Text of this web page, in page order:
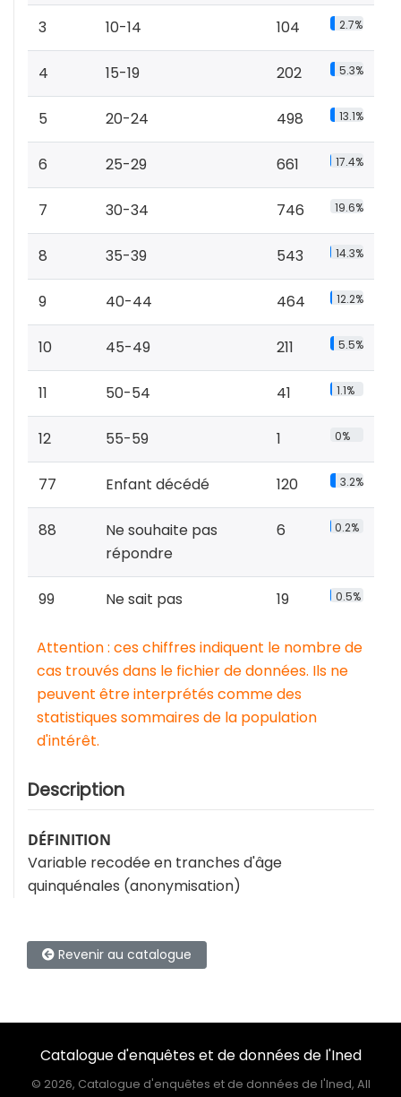
3 10-14 104 2.7%
4 15-19 202 5.3%
5 20-24 498 13.1%
6 25-29 661 17.4%
7 30-34 746 19.6%
8 35-39 543 14.3%
9 40-44 464 12.2%
10 45-49 211 5.5%
11 50-54 41 1.1%
12 55-59 1 0%
77 Enfant décédé 120 3.2%
88
Ne souhaite pas
répondre
6 0.2%
99 Ne sait pas 19 0.5%
Attention : ces chiffres indiquent le nombre de
cas trouvés dans le fichier de données. Ils ne
peuvent être interprétés comme des
statistiques sommaires de la population
d'intérêt.
Description
DÉFINITION
Variable recodée en tranches d'âge
quinquénales (anonymisation)
Revenir au catalogue
Catalogue d'enquêtes et de données de l'Ined
© 2026, Catalogue d'enquêtes et de données de l'Ined, All